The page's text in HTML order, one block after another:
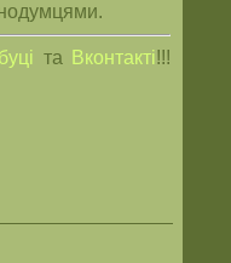
та Вконтакті!!!